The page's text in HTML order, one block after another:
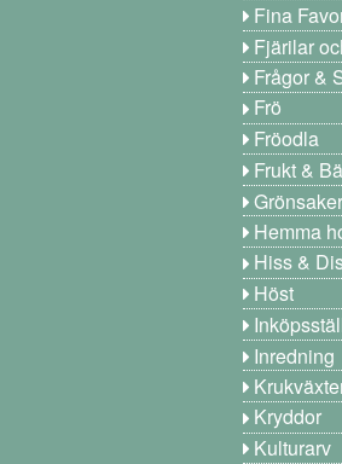
Fina
Fjärilar
Frågor &
Frö
Fröodla
Frukt &
Grönsaker
Hemma
Hiss &
Höst
Inredning
Kryddor
Kulturarv